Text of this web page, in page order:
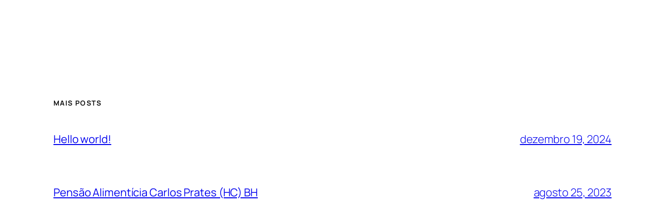
MAIS POSTS
Hello world! dezembro 19, 2024
Pensão Alimentícia Carlos Prates (HC) BH agosto 25, 2023